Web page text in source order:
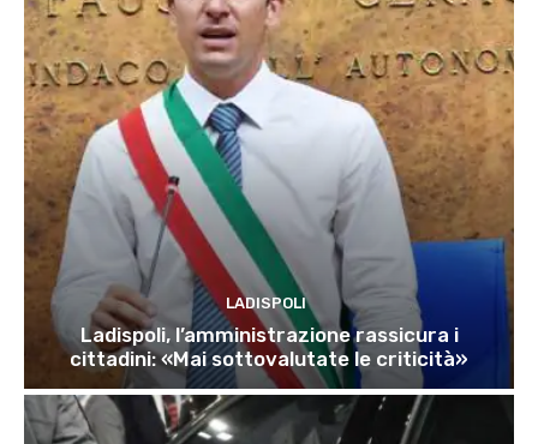
LADISPOLI
Ladispoli, l’amministrazione rassicura i
cittadini: «Mai sottovalutate le criticità»